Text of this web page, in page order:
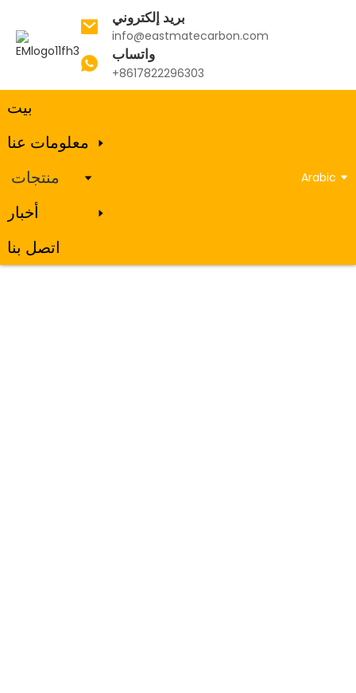
بريد إلكتروني
info@eastmatecarbon.com
واتساب
+8617822296303
بيت
معلومات عنا
منتجات
أخبار
اتصل بنا
Arabic
بيت منتجات كتلة الكربون الكاثودية
كتلة الكربون الكاثودية